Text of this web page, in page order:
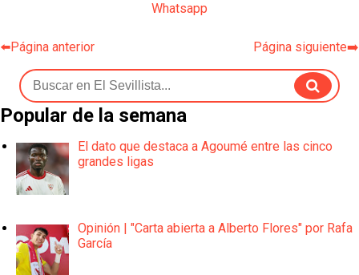
Whatsapp
⬅️Página anterior Página siguiente➡️
Popular de la semana
El dato que destaca a Agoumé entre las cinco
grandes ligas
Opinión | "Carta abierta a Alberto Flores" por Rafa
García